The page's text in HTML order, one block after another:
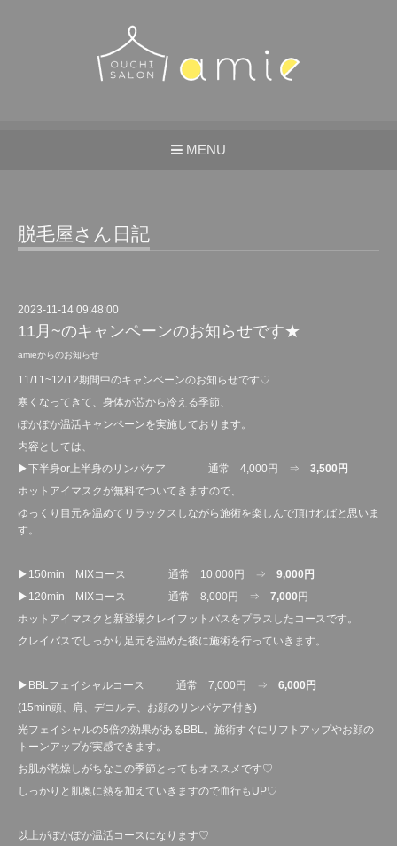
MENU
脱毛屋さん日記
2023-11-14 09:48:00
11月~のキャンペーンのお知らせです★
amieからのお知らせ
11/11~12/12期間中のキャンペーンのお知らせです♡
寒くなってきて、身体が芯から冷える季節、
ぽかぽか温活キャンペーンを実施しております。
内容としては、
▶下半身or上半身のリンパケア 通常 4,000円 ⇒ 3,500円
ホットアイマスクが無料でついてきますので、
ゆっくり目元を温めてリラックスしながら施術を楽しんで頂ければと思いま
す。
▶150min MIXコース 通常 10,000円 ⇒ 9,000円
▶120min MIXコース 通常 8,000円 ⇒ 7,000円
ホットアイマスクと新登場クレイフットバスをプラスしたコースです。
クレイバスでしっかり足元を温めた後に施術を行っていきます。
▶BBLフェイシャルコース 通常 7,000円 ⇒ 6,000円
(15min頭、肩、デコルテ、お顔のリンパケア付き)
光フェイシャルの5倍の効果があるBBL。施術すぐにリフトアップやお顔の
トーンアップが実感できます。
お肌が乾燥しがちなこの季節とってもオススメです♡
しっかりと肌奥に熱を加えていきますので血行もUP♡
以上がぽかぽか温活コースになります♡